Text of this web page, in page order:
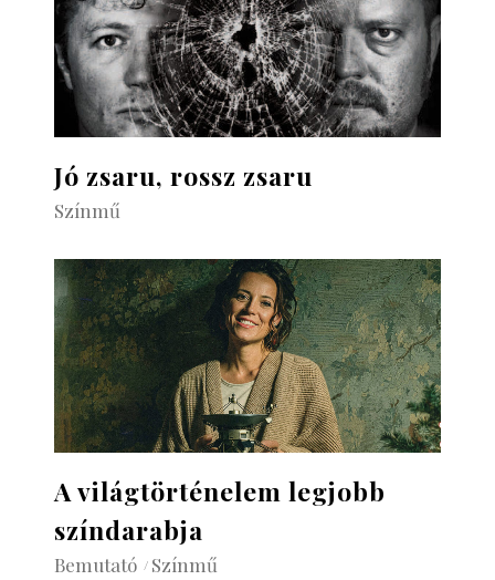
Jó zsaru, rossz zsaru
Színmű
A világtörténelem legjobb
színdarabja
Bemutató Színmű